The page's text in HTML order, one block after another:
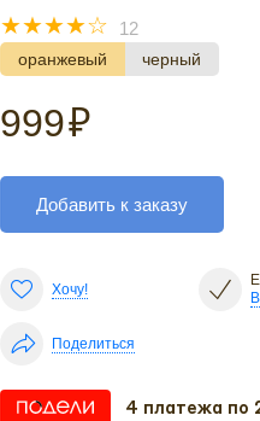
☆
☆
☆
☆
☆ 12
оранжевый черный
999₽
Добавить к заказу
Хочу!
Поделиться
4 платежа по